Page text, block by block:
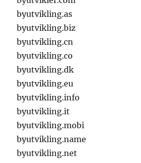
byutvikling.as
byutvikling.biz
byutvikling.cn
byutvikling.co
byutvikling.dk
byutvikling.eu
byutvikling.info
byutvikling.it
byutvikling.mobi
byutvikling.name
byutvikling.net